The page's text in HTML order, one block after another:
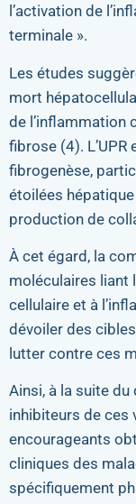
l’activation de
terminale ».
Les études
mort
de l’inflammation
fibrose (4).
fibrogenèse,
étoilées
production de
À cet égard, la
moléculaires liant
cellulaire et à
dévoiler des
lutter contre ces
Ainsi, à la suite
inhibiteurs de ces
encourageants
cliniques des
spécifiquement